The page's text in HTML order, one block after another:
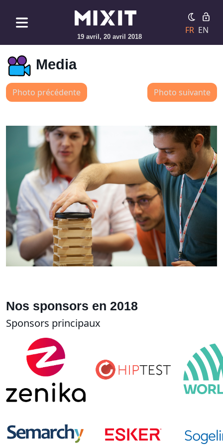
19 avril, 20 avril 2018
FR EN
Media
Photo précédente Photo suivante
Nos sponsors en 2018
Sponsors principaux